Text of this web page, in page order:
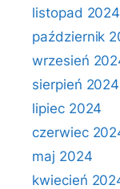
listopad 2024
październik
wrzesień
sierpień 2024
lipiec 2024
czerwiec
maj 2024
kwiecień